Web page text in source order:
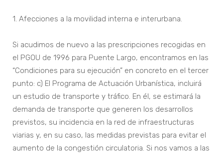
1. Afecciones a la movilidad interna e interurbana.
Si acudimos de nuevo a las prescripciones recogidas en
el PGOU de 1996 para Puente Largo, encontramos en las
“Condiciones para su ejecución” en concreto en el tercer
punto: c) El Programa de Actuación Urbanística, incluirá
un estudio de transporte y tráfico. En él, se estimará la
demanda de transporte que generen los desarrollos
previstos, su incidencia en la red de infraestructuras
viarias y, en su caso, las medidas previstas para evitar el
aumento de la congestión circulatoria. Si nos vamos a las